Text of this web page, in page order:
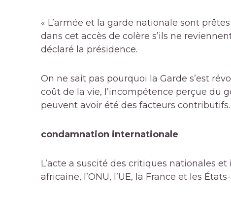
« L’armée et la garde nationale sont
dans cet accès de colère s’ils ne
déclaré la présidence.
On ne sait pas pourquoi la Garde s’est
coût de la vie, l’incompétence perçue du
peuvent avoir été des facteurs contributifs.
condamnation internationale
L’acte a suscité des critiques nationales
africaine, l’ONU, l’UE, la France et les